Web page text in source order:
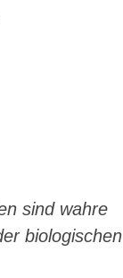
sind wahre
biologischen